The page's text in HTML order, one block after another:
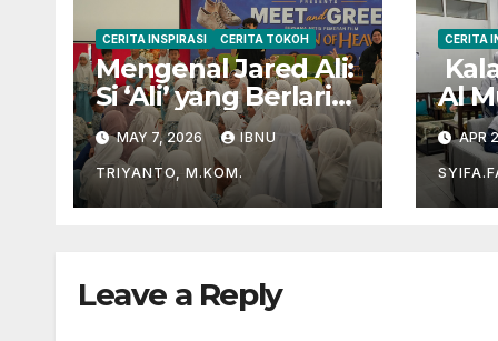
CERITA INSPIRASI CERITA TOKOH
Mengenal Jared Ali:
Si ‘Ali’ yang Berlari
Mengejar Prestasi
di Dunia Film dan
Akademik
MAY 7, 2026 IBNU
TRIYANTO, M.KOM.
CERITA
Al
Al-APR
Leave a Reply